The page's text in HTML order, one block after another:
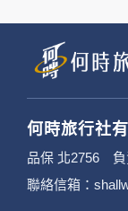
提供的個
個別的隱
3. 您個人
天室或討
何時旅行社
品保 北2756 負
聯絡信箱：